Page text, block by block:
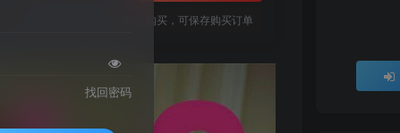
您当前未登录！建议登陆后购买，可保存购买订单
找回密码